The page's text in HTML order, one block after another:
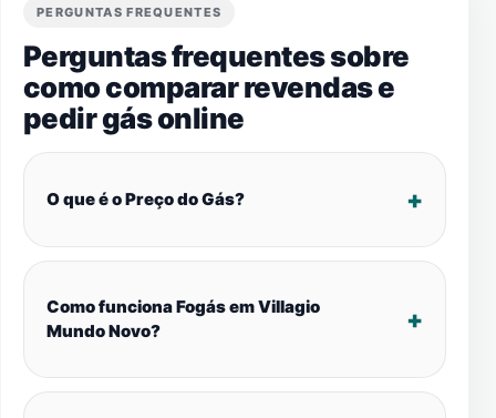
PERGUNTAS FREQUENTES
Perguntas frequentes sobre
como comparar revendas e
pedir gás online
O que é o Preço do Gás?
Como funciona Fogás em Villagio
Mundo Novo?